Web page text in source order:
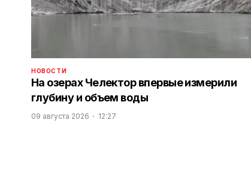
НОВОСТИ
На озерах Челектор впервые измерили
глубину и объем воды
09 августа 2026 12:27